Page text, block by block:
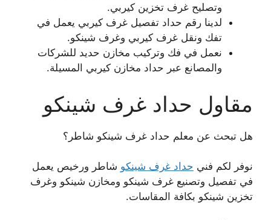
وتصليح غرف تخزين كيربي.
لدينا رقم حداد تفصيل غرف كيربي يعمل في
تفك ونقل غرف كيربي وغرف شينكو.
نعمل في فك وتركيب مخازن حديد للشركات
والمصانع عبر حداد مخازن كيربي المسيلة.
مقاول حداد غرف شينكو
هل تبحث عن معلم حداد غرف شينكو شاطر؟
نوفر لكم فني حداد غرف شينكو شاطر ورخيص يعمل
في تفصيل وتصنيع غرف شينكو ومخازن شينكو وغرف
تخزين شينكو بكافة المقاسات.